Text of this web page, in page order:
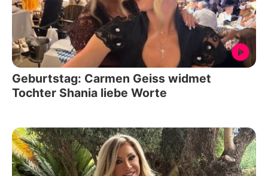
Geburtstag: Carmen Geiss widmet
Tochter Shania liebe Worte